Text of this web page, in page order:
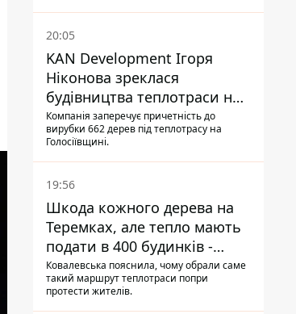
20:05
KAN Development Ігоря
Ніконова зреклася
будівництва теплотраси на
Теремках
Компанія заперечує причетність до
вирубки 662 дерев під теплотрасу на
Голосіївщині.
19:56
Шкода кожного дерева на
Теремках, але тепло мають
подати в 400 будинків -
депутатка Київради
Ковалевська пояснила, чому обрали саме
такий маршрут теплотраси попри
протести жителів.